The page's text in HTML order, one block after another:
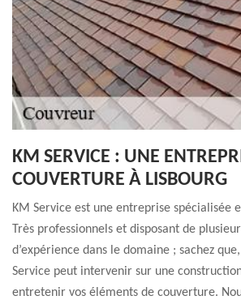
KM SERVICE : UNE
COUVERTURE À LISBOURG
KM Service est une entreprise spécialisée
Très professionnels et disposant de
d’expérience dans le domaine ; sachez
Service peut intervenir sur une
entretenir vos éléments de couverture.